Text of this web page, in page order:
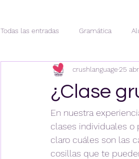
Todas las entradas Gramática
¿Clase
crushlanguage25
En nuestra
clases individuales o
claro cuáles son las
cosillas que te